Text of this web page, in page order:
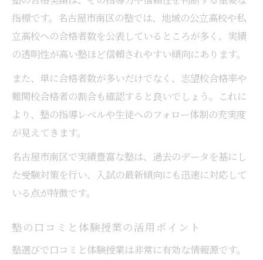
指標です。名古屋市南区の塾では、地域の公立高校や私
立高校への合格者数を公表しているところが多く、実績
の透明性が高い塾ほど信頼されやすい傾向にあります。
また、単に合格者数が多いだけでなく、志望校合格率や
難関校合格者の割合も確認すると良いでしょう。これに
より、塾の指導レベルや生徒へのフォロー体制の充実度
が見えてきます。
名古屋市南区で実績豊富な塾は、過去のデータを基にし
た受験対策を行い、入試の最新傾向にも迅速に対応して
いる点が特徴です。
塾の口コミと体験授業の活用ポイント
塾選びで口コミと体験授業は非常に有効な情報源です。